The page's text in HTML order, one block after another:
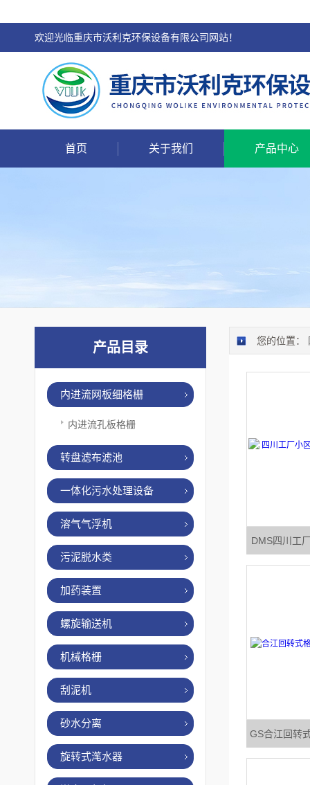
欢迎光临重庆市沃利克环保设备有限公司网站！
首页 关于我们 产品中心
产品目录
内进流网板细格栅
内进流孔板格栅
转盘滤布滤池
一体化污水处理设备
溶气气浮机
污泥脱水类
加药装置
螺旋输送机
机械格栅
刮泥机
砂水分离
旋转式滗水器
您的位置：
DMS四川工
GS合江回转